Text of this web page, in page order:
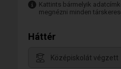
Kattints bármelyik
megnézni minden
Háttér
Középiskolát végzett